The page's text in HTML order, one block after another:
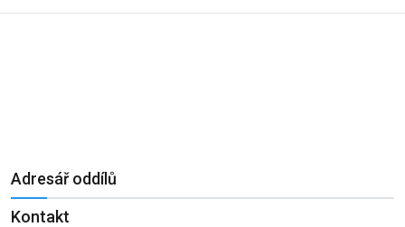
Adresář oddílů
Kontakt